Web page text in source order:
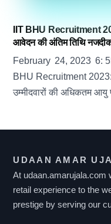
IIT BHU Recruitment
आवेदन की अंतिम तिथि
February 24, 2023 6:
BHU Recruitment
उम्मीदवारों की अधिकतम
UDAAN AMAR
At udaan.amarujala.com
retail experience to the
prestige by serving our